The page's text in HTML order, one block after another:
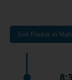
Sint Paulus in